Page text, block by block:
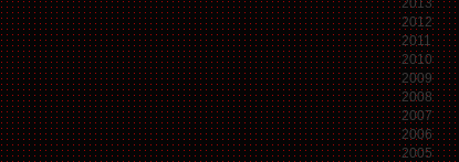
2013
2012
2011
2010
2009
2008
2007
2006
2005